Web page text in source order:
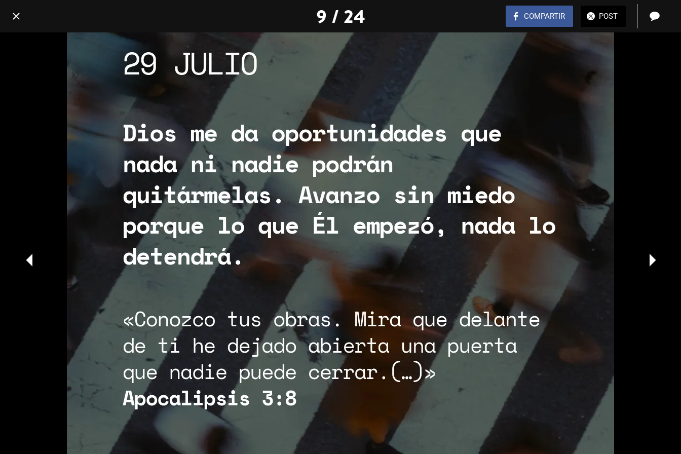
9 / 24 COMPARTIR POST